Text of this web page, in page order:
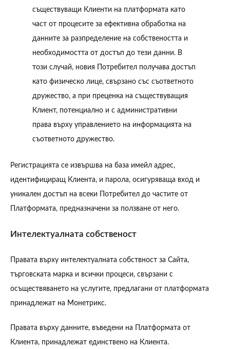
съществуващи Клиенти на платформата като
част от процесите за ефективна обработка на
данните за разпределение на собствеността и
необходимостта от достъп до тези данни. В
този случай, новия Потребител получава достъп
като физическо лице, свързано със съответното
дружество, а при преценка на съществуващия
Клиент, потенциално и с административни
права върху управлението на информацията на
съответното дружество.
Регистрацията се извършва на база имейл адрес,
идентифициращ Клиента, и парола, осигуряваща вход и
уникален достъп на всеки Потребител до частите от
Платформата, предназначени за ползване от него.
Интелектуалната собственост
Правата върху интелектуалната собствност за Сайта,
търговската марка и всички процеси, свързани с
осъществяването на услугите, предлагани от платформата
принадлежат на Монетрикс.
Правата върху данните, въведени на Платформата от
Клиента, принадлежат единствено на Клиента.